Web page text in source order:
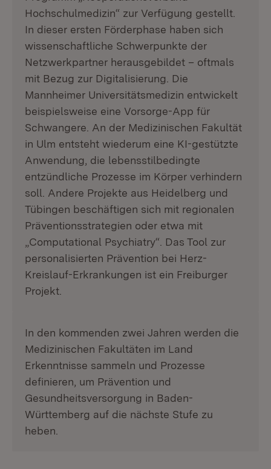
Hochschulmedizin“ zur Verfügung gestellt.
In dieser ersten Förderphase haben sich
wissenschaftliche Schwerpunkte der
Netzwerkpartner herausgebildet – oftmals
mit Bezug zur Digitalisierung. Die
Mannheimer Universitätsmedizin entwickelt
beispielsweise eine Vorsorge-App für
Schwangere. An der Medizinischen Fakultät
in Ulm entsteht wiederum eine KI-gestützte
Anwendung, die lebensstilbedingte
entzündliche Prozesse im Körper verhindern
soll. Andere Projekte aus Heidelberg und
Tübingen beschäftigen sich mit regionalen
Präventionsstrategien oder etwa mit
„Computational Psychiatry“. Das Tool zur
personalisierten Prävention bei Herz-
Kreislauf-Erkrankungen ist ein Freiburger
Projekt.
In den kommenden zwei Jahren werden die
Medizinischen Fakultäten im Land
Erkenntnisse sammeln und Prozesse
definieren, um Prävention und
Gesundheitsversorgung in Baden-
Württemberg auf die nächste Stufe zu
heben.